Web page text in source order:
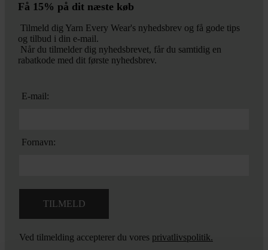
Få 15% på dit næste køb
Tilmeld dig Yarn Every Wear's nyhedsbrev og få gode tips
og tilbud i din e-mail.
Når du tilmelder dig nyhedsbrevet, får du samtidig en
rabatkode med dit første nyhedsbrev.
E-mail:
Fornavn:
Ved tilmelding accepterer du vores privatlivspolitik.